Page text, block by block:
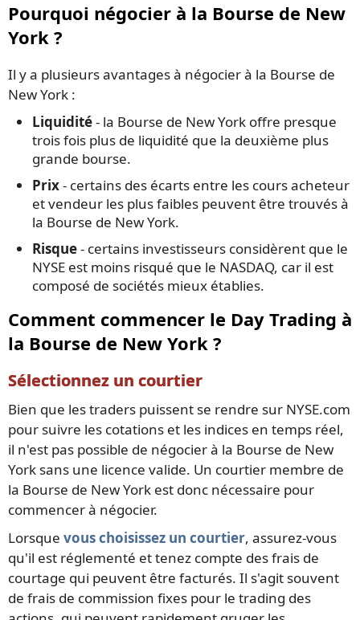
Pourquoi négocier à la Bourse de New
York ?
Il y a plusieurs avantages à négocier à la Bourse de
New York :
Liquidité- la Bourse de New York offre presque
trois fois plus de liquidité que la deuxième plus
grande bourse.
Prix- certains des écarts entre les cours acheteur
et vendeur les plus faibles peuvent être trouvés à
la Bourse de New York.
Risque- certains investisseurs considèrent que le
NYSE est moins risqué que le NASDAQ, car il est
composé de sociétés mieux établies.
Comment commencer le Day Trading à
la Bourse de New York ?
Sélectionnez un courtier
Bien que les traders puissent se rendre sur NYSE.com
pour suivre les cotations et les indices en temps réel,
il n'est pas possible de négocier à la Bourse de New
York sans une licence valide. Un courtier membre de
la Bourse de New York est donc nécessaire pour
commencer à négocier.
Lorsque vous choisissez un courtier, assurez-vous
qu'il est réglementé et tenez compte des frais de
courtage qui peuvent être facturés. Il s'agit souvent
de frais de commission fixes pour le trading des